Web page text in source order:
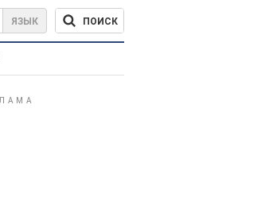
ЯЗЫК ПОИСК